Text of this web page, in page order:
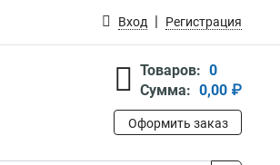
Вход Регистрация
Товаров: 0
Сумма: 0,00 ₽
Оформить заказ